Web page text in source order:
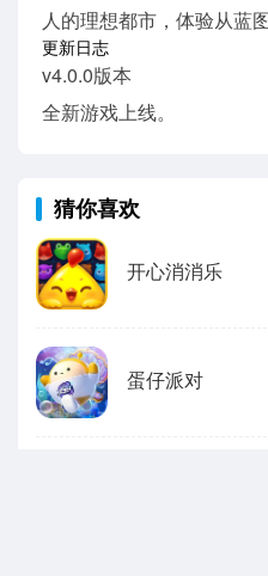
人的理想都市，体验从蓝
更新日志
v4.0.0版本
全新游戏上线。
猜你喜欢
开心消消乐
蛋仔派对